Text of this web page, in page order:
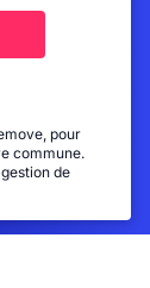
pour
commune.
de